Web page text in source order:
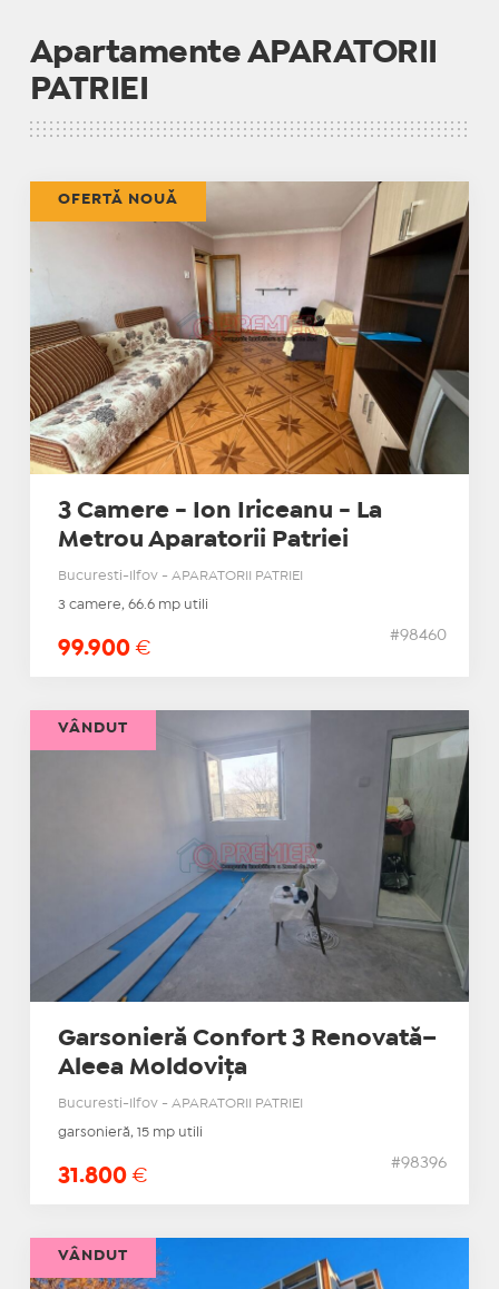
Apartamente APARATORII
PATRIEI
3 Camere - Ion Iriceanu - La
Metrou Aparatorii Patriei
Bucuresti-Ilfov - APARATORII PATRIEI
3 camere, 66.6 mp utili
99.900 €
#98460
OFERTĂ NOUĂ
Garsonieră Confort 3 Renovată–
Aleea Moldovița
Bucuresti-Ilfov - APARATORII PATRIEI
garsonieră, 15 mp utili
31.800 €
#98396
VÂNDUT
VÂNDUT